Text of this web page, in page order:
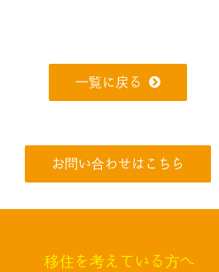
一覧に戻る
お問い合わせはこちら
移住を考えている方へ